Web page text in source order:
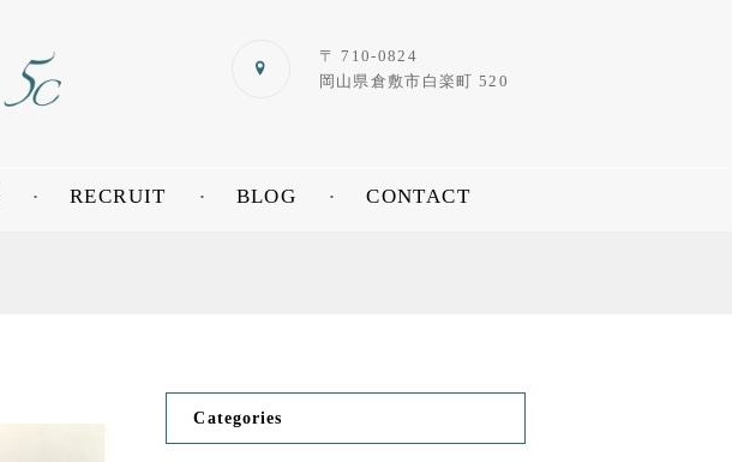
〒 710-0824
岡山県倉敷市白楽町 520
RECRUIT BLOG CONTACT
Categories